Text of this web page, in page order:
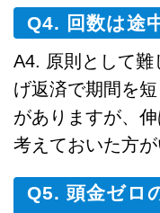
Q4. 回数は途
A4. 原則として難
げ返済で期間を
がありますが、
考えておいた方が
Q5. 頭金ゼロ